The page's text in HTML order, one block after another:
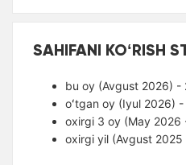
SAHIFANI KOʻRISH
bu oy (Avgust 2026) -
oʻtgan oy (Iyul 2026) -
oxirgi 3 oy (May 2026
oxirgi yil (Avgust